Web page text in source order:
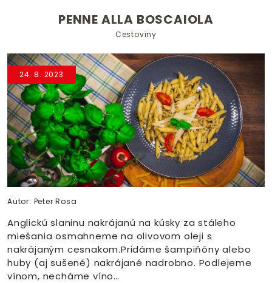
PENNE ALLA BOSCAIOLA
Cestoviny
24. 8. 2023
Autor: Peter Rosa
Anglickú slaninu nakrájanú na kúsky za stáleho
miešania osmahneme na olivovom oleji s
nakrájaným cesnakom.Pridáme šampiňóny alebo
huby (aj sušené) nakrájané nadrobno. Podlejeme
vínom, necháme víno…